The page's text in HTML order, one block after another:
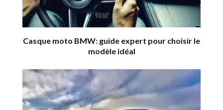
Casque moto BMW: guide expert pour choisir le
modèle idéal